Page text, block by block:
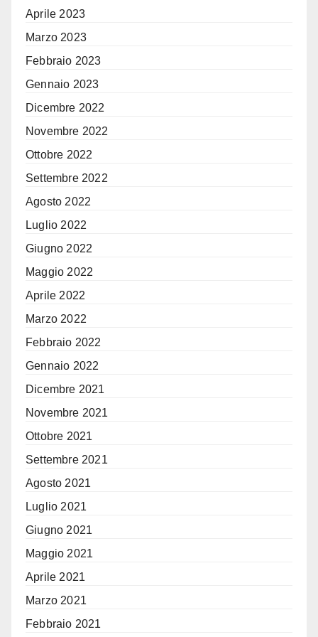
Aprile 2023
Marzo 2023
Febbraio 2023
Gennaio 2023
Dicembre 2022
Novembre 2022
Ottobre 2022
Settembre 2022
Agosto 2022
Luglio 2022
Giugno 2022
Maggio 2022
Aprile 2022
Marzo 2022
Febbraio 2022
Gennaio 2022
Dicembre 2021
Novembre 2021
Ottobre 2021
Settembre 2021
Agosto 2021
Luglio 2021
Giugno 2021
Maggio 2021
Aprile 2021
Marzo 2021
Febbraio 2021